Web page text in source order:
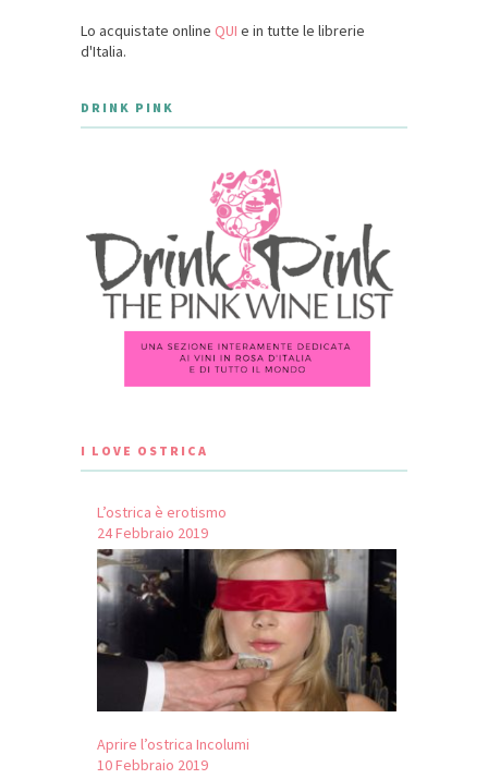
Lo acquistate online QUI e in tutte le librerie
d'Italia.
DRINK PINK
I LOVE OSTRICA
L’ostrica è erotismo
24 Febbraio 2019
Aprire l’ostrica Incolumi
10 Febbraio 2019